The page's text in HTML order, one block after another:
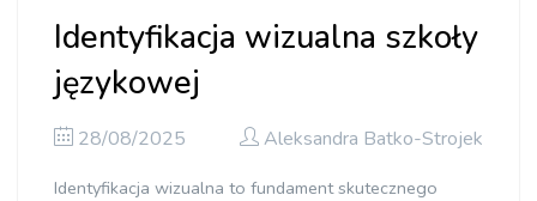
Identyfikacja wizualna szkoły
językowej
28/08/2025 Aleksandra Batko-Strojek
Identyfikacja wizualna to fundament skutecznego